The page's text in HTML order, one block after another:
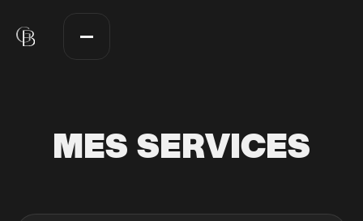
MES SERVICES